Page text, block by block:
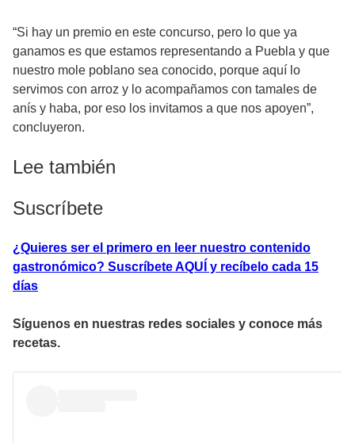
“Si hay un premio en este concurso, pero lo que ya
ganamos es que estamos representando a Puebla y que
nuestro mole poblano sea conocido, porque aquí lo
servimos con arroz y lo acompañamos con tamales de
anís y haba, por eso los invitamos a que nos apoyen”,
concluyeron.
Lee también
Suscríbete
¿Quieres ser el primero en leer nuestro contenido
gastronómico? Suscríbete AQUÍ y recíbelo cada 15
días
Síguenos en nuestras redes sociales y conoce más
recetas.